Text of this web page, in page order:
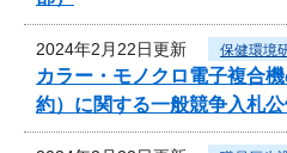
2024年2月22日更新 保健環境
カラー・モノクロ電子複合
約）に関する一般競争入札